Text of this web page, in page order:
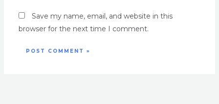
Save my name, email, and website in this
browser for the next time I comment.